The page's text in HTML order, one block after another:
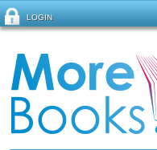
LOGIN
Mot de passe oublié ?